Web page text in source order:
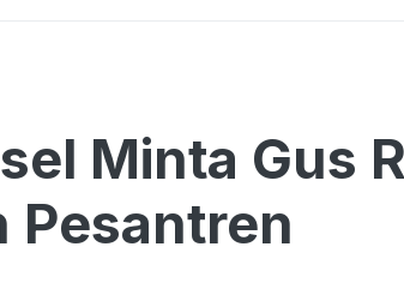
Minta Gus
Pesantren